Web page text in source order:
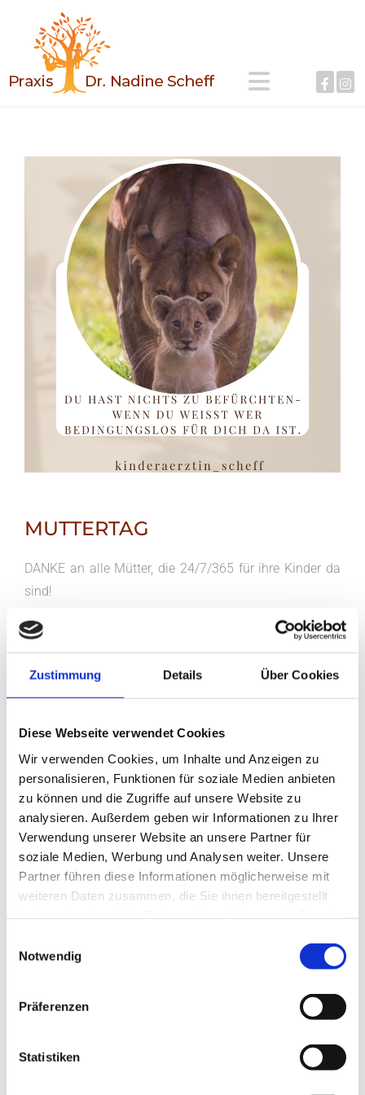
Zustimmung Details Über Cookies
Diese Webseite verwendet Cookies
Wir verwenden Cookies, um Inhalte und Anzeigen zu
personalisieren, Funktionen für soziale Medien anbieten
zu können und die Zugriffe auf unsere Website zu
analysieren. Außerdem geben wir Informationen zu Ihrer
Verwendung unserer Website an unsere Partner für
soziale Medien, Werbung und Analysen weiter. Unsere
Partner führen diese Informationen möglicherweise mit
weiteren Daten zusammen, die Sie ihnen bereitgestellt
Notwendig
Präferenzen
Statistiken
MUTTERTAG
DANKE an alle Mütter, die 24/7/365 für ihre Kinder da
sind!
Die...
- mit wenig Schlaf auskommen
- spät abends noch Kuchen backen - Fiebernächte
durchstehen
- Geschwisterstreit schlichten
- nach dem Hinfallen trösten
- Arzttermine im Blick haben
- noch schnell ein Geschenk besorgen
- Schulaufgaben nachsehen
- Übernachtungen möglich machen - Wutanfälle
aushalten
- Eis im Thermomix (unbezahlte Werbung) selbst
machen, weil keins mehr im Haus ist
- neue Blumen pflanzen, weil das Beet beim
Fußballspielen draufgegangen ist
dort ganz furchtbar finden